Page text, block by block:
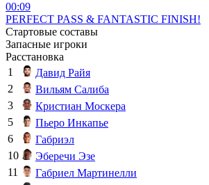
00:09
PERFECT PASS & FANTASTIC FINISH!
Стартовые составы
Запасные игроки
Расстановка
1
Давид Райя
2
Вильям Салиба
3
Кристиан Москера
5
Пьеро Инкапье
6
Габриэл
10
Эберечи Эзе
11
Габриел Мартинелли